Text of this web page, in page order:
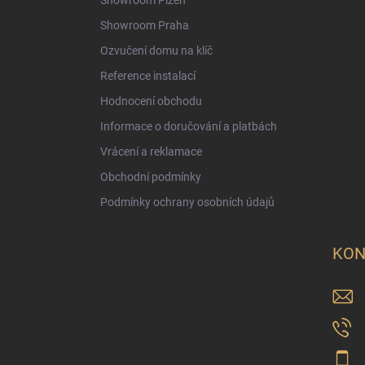
Showroom Praha
Ozvučení domu na klíč
Reference instalací
Hodnocení obchodu
Informace o doručování a platbách
Vrácení a reklamace
Obchodní podmínky
Podmínky ochrany osobních údajů